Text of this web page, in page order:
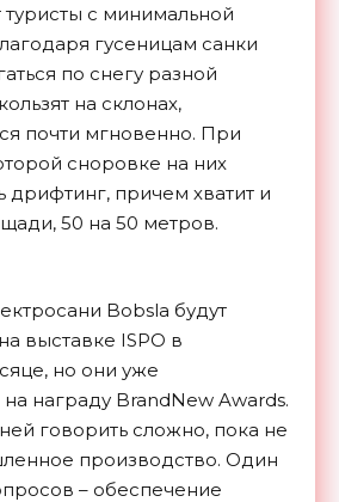
туристы с минимальной
гусеницам санки
по снегу разной
на склонах,
почти мгновенно. При
сноровке на них
дрифтинг, причем хватит и
50 на 50 метров.
Bobsla будут
выставке ISPO в
но они уже
награду BrandNew Awards.
говорить сложно, пока не
производство. Один
– обеспечение